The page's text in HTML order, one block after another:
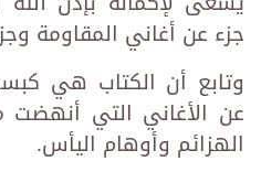
جزء عن أغاني المقاومة
وتابع أن الكتاب هي
عن الأغاني التي
الهزائم وأوهام اليأس.